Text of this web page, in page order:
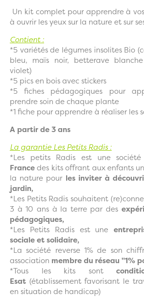
Un kit complet pour apprendre à
à ouvrir les yeux sur la nature et sur
Contient :
*5 variétés de légumes insolites Bio
bleu, maïs noir, betterave
violet)
*5 pics en bois avec stickers
*5 fiches pédagogiques pour
prendre soin de chaque plante
*1 fiche pour apprendre à réaliser les
A partir de 3 ans
La garantie Les Petits Radis :
*Les petits Radis est une
Francedes kits offrant aux enfants
la nature pour les inviter à
jardin,
*Les Petits Radis souhaitent
3 à 10 ans à la terre par des
pédagogiques,
*Les Petits Radis est une
sociale et solidaire,
*La société reverse 1% de son
association membre du réseau "1%
*Tous les kits sont
Esat (établissement favorisant le
en situation de handicap)